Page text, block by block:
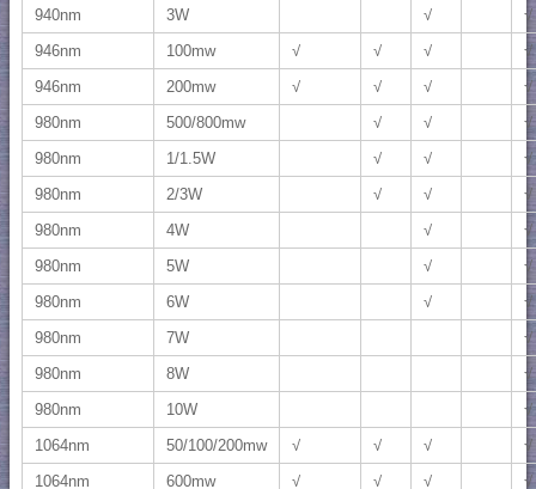
940nm
3W √
√
946nm
100mw √ √ √
√
946nm
200mw √ √ √
√
980nm
500/800mw √ √
√
980nm
1/1.5W √ √
√
980nm
2/3W √ √
√
980nm
4W √
√
980nm
5W √
√
980nm
6W √
√
980nm
7W
√
980nm
8W
√
980nm
10W
√
1064nm
50/100/200mw √ √ √
√
1064nm
600mw √ √ √
√